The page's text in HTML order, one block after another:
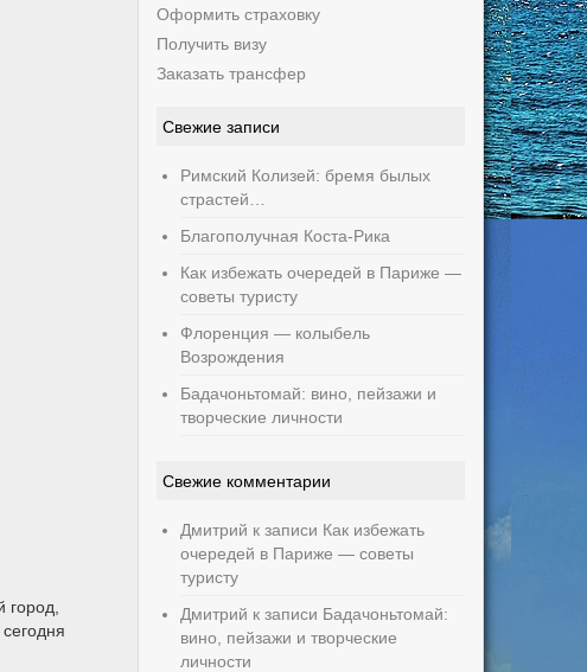
Оформить страховку
Получить визу
Заказать трансфер
Свежие записи
Римский Колизей: бремя былых
страстей…
Благополучная Коста-Рика
Как избежать очередей в Париже —
советы туристу
Флоренция — колыбель
Возрождения
Бадачоньтомай: вино, пейзажи и
творческие личности
Свежие комментарии
Дмитрий к записи Как избежать
очередей в Париже — советы
туристу
Дмитрий к записи Бадачоньтомай:
вино, пейзажи и творческие
личности